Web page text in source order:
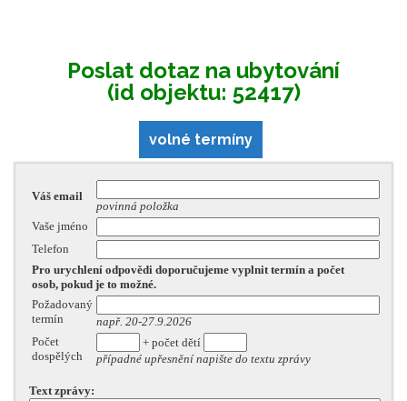
Poslat dotaz na ubytování
(id objektu: 52417)
volné termíny